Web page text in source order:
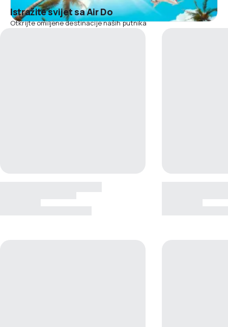
Istražite svijet sa Air Do
Otkrijte omiljene destinacije naših putnika